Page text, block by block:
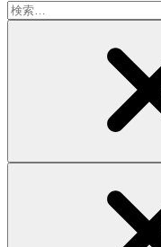
検
索: